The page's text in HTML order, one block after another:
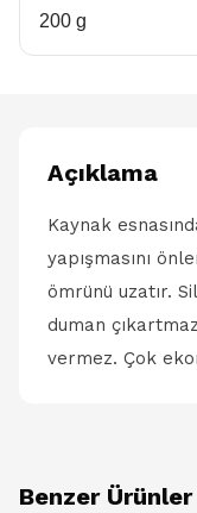
200 g
Açıklama
Kaynak
yapışmasını
ömrünü uzatır.
duman
vermez. Çok
Benzer Ürünler